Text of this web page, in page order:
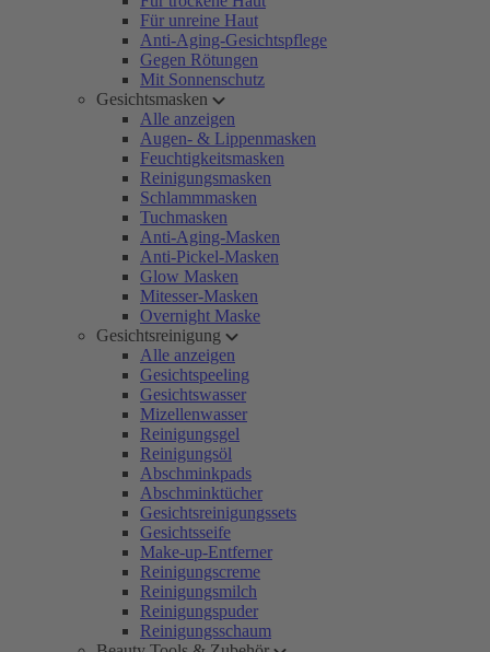
Für unreine Haut
Anti-Aging-Gesichtspflege
Gegen Rötungen
Mit Sonnenschutz
Gesichtsmasken
Alle anzeigen
Augen- & Lippenmasken
Feuchtigkeitsmasken
Reinigungsmasken
Schlammmasken
Tuchmasken
Anti-Aging-Masken
Anti-Pickel-Masken
Glow Masken
Mitesser-Masken
Overnight Maske
Gesichtsreinigung
Alle anzeigen
Gesichtspeeling
Gesichtswasser
Mizellenwasser
Reinigungsgel
Reinigungsöl
Abschminkpads
Abschminktücher
Gesichtsreinigungssets
Gesichtsseife
Make-up-Entferner
Reinigungscreme
Reinigungsmilch
Reinigungspuder
Reinigungsschaum